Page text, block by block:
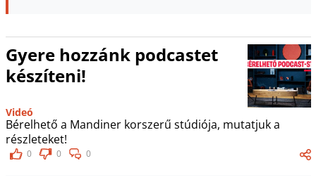
Gyere hozzánk podcastet
készíteni!
Videó
Bérelhető a Mandiner korszerű stúdiója, mutatjuk a
részleteket!
0 0 0